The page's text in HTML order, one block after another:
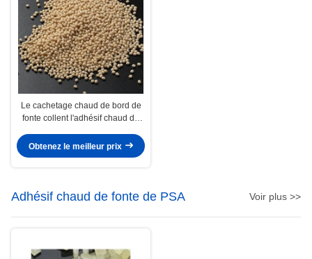
Le cachetage chaud de bord de
fonte collent l'adhésif chaud de
de carton gris de forces de
défense principale
Obtenez le meilleur prix
Adhésif chaud de fonte de PSA Voir plus >>